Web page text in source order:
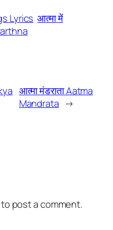
Lyrics आत्मा में
आत्मा मंडराता Aatma
Mandrata →
to post a comment.